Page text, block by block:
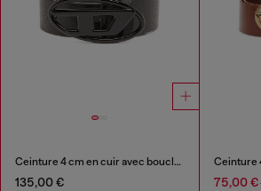
Ceinture 4 cm en cuir avec boucle à logo Oval D mate
135,00 € 75,00 €